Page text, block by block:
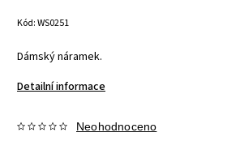
Kód:WS0251
Dámský náramek.
Detailní informace
Neohodnoceno